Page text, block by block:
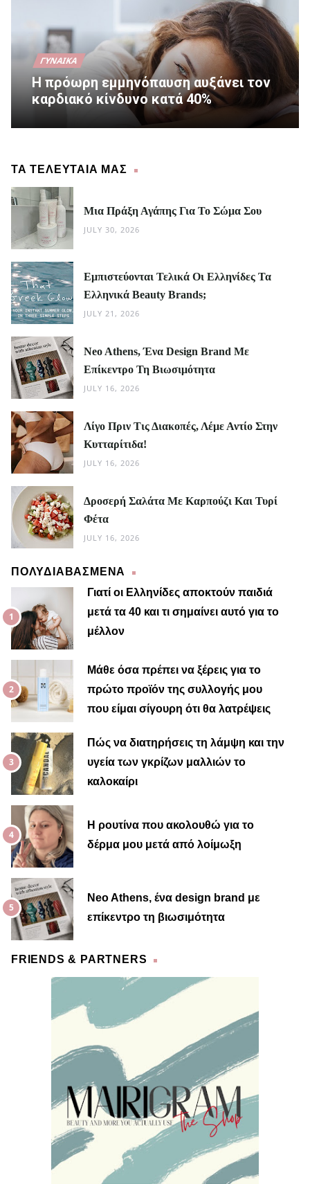
ΓΥΝΑΊΚΑ
Η πρόωρη εμμηνόπαυση αυξάνει τον
καρδιακό κίνδυνο κατά 40%
ΤΑ ΤΕΛΕΥΤΑΙΑ ΜΑΣ
Μια Πράξη Αγάπης Για Το Σώμα Σου
JULY 30, 2026
Εμπιστεύονται Τελικά Οι Ελληνίδες Τα
Ελληνικά Beauty Brands;
JULY 21, 2026
Neo Athens, Ένα Design Brand Με
Επίκεντρο Τη Βιωσιμότητα
JULY 16, 2026
Λίγο Πριν Τις Διακοπές, Λέμε Αντίο Στην
Κυτταρίτιδα!
JULY 16, 2026
Δροσερή Σαλάτα Με Καρπούζι Και Τυρί
Φέτα
JULY 16, 2026
ΠΟΛΥΔΙΑΒΑΣΜΕΝΑ
Γιατί οι Ελληνίδες αποκτούν παιδιά
μετά τα 40 και τι σημαίνει αυτό για το
μέλλον
Μάθε όσα πρέπει να ξέρεις για το
πρώτο προϊόν της συλλογής μου
που είμαι σίγουρη ότι θα λατρέψεις
Πώς να διατηρήσεις τη λάμψη και την
υγεία των γκρίζων μαλλιών το
καλοκαίρι
Η ρουτίνα που ακολουθώ για το
δέρμα μου μετά από λοίμωξη
Neo Athens, ένα design brand με
επίκεντρο τη βιωσιμότητα
FRIENDS & PARTNERS